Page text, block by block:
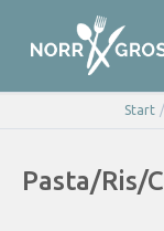
Start /
Pasta/Ris/